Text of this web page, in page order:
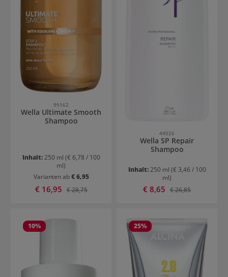
99162
Wella Ultimate Smooth
Shampoo
Inhalt:250 ml (€ 6,78 / 100
ml)
Varianten ab€ 6,95
Verkaufspreis:
€ 16,95 Regulärer Preis:
€ 28,75
44026
Wella SP Repair
Shampoo
Inhalt:250 ml (€ 3,46 / 100
ml)
Verkaufspreis:
€ 8,65 Regulärer Preis:
€ 26,85
10% 25%